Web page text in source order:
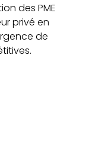
des PME
privé en
de